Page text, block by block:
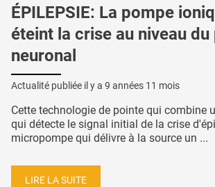
ÉPILEPSIE: La pompe
éteint la crise au niveau du
neuronal
Actualité publiée il y a 9 années 11 mois
Cette technologie de pointe qui combine
qui détecte le signal initial de la crise
micropompe qui délivre à la source un ...
LIRE LA SUITE